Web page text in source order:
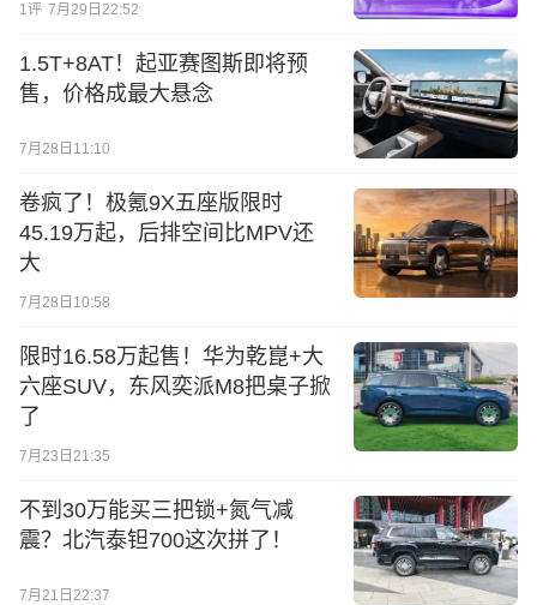
1评 7月29日22:52
1.5T+8AT！起亚赛图斯即将预
售，价格成最大悬念
7月28日11:10
卷疯了！极氪9X五座版限时
45.19万起，后排空间比MPV还
大
7月28日10:58
限时16.58万起售！华为乾崑+大
六座SUV，东风奕派M8把桌子掀
了
7月23日21:35
不到30万能买三把锁+氮气减
震？北汽泰钽700这次拼了！
7月21日22:37